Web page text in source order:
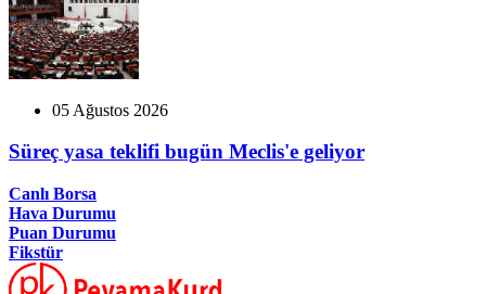
05 Ağustos 2026
Süreç yasa teklifi bugün Meclis'e geliyor
Canlı Borsa
Hava Durumu
Puan Durumu
Fikstür